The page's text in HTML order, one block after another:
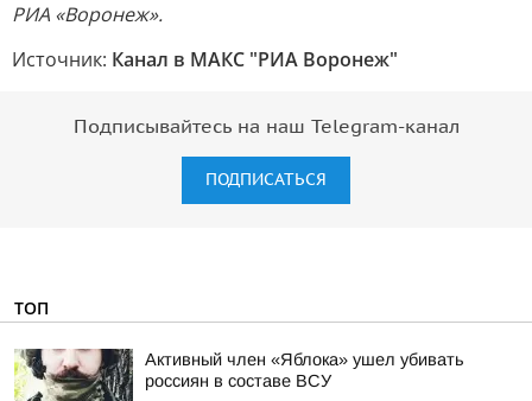
РИА «Воронеж».
Источник: Канал в МАКС "РИА Воронеж"
Подписывайтесь на наш Telegram-канал
ПОДПИСАТЬСЯ
ТОП
Активный член «Яблока» ушел убивать
россиян в составе ВСУ